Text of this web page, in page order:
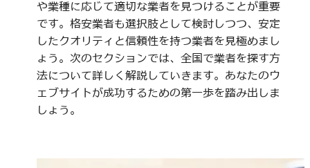
や業種に応じて適切な業者を見つけることが重要
です。格安業者も選択肢として検討しつつ、安定
したクオリティと信頼性を持つ業者を見極めまし
ょう。次のセクションでは、全国で業者を探す方
法について詳しく解説していきます。あなたのウ
ェブサイトが成功するための第一歩を踏み出しま
しょう。